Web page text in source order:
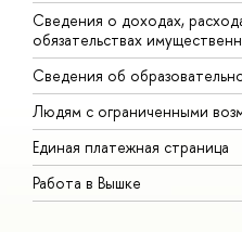
Сведения о доходах,
обязательствах
Сведения об
Людям с ограниченными
Единая платежная страница
Работа в Вышке